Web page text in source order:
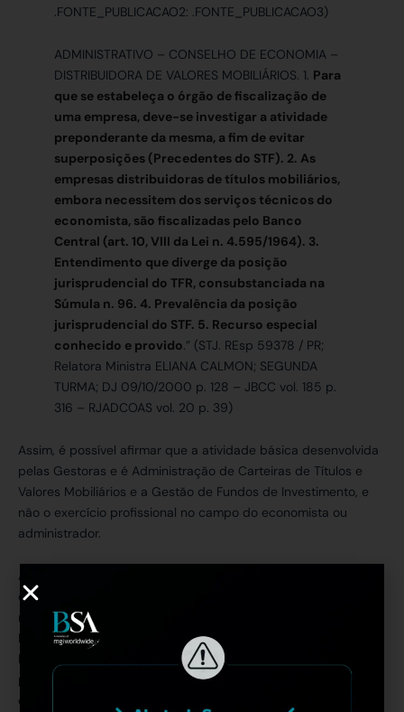
.FONTE_PUBLICACAO2: .FONTE_PUBLICACAO3)
ADMINISTRATIVO – CONSELHO DE ECONOMIA –
DISTRIBUIDORA DE VALORES MOBILIÁRIOS. 1. Para
que se estabeleça o órgão de fiscalização de
uma empresa, deve-se investigar a atividade
preponderante da mesma, a fim de evitar
superposições (Precedentes do STF). 2. As
empresas distribuidoras de títulos mobiliários,
embora necessitem dos serviços técnicos do
economista, são fiscalizadas pelo Banco
Central (art. 10, VIII da Lei n. 4.595/1964). 3.
Entendimento que diverge da posição
jurisprudencial do TFR, consubstanciada na
Súmula n. 96. 4. Prevalência da posição
jurisprudencial do STF. 5. Recurso especial
conhecido e provido.” (STJ. REsp 59378 / PR;
Relatora Ministra ELIANA CALMON; SEGUNDA
TURMA; DJ 09/10/2000 p. 128 – JBCC vol. 185 p.
316 – RJADCOAS vol. 20 p. 39)
Assim, é possível afirmar que a atividade básica desenvolvida
pelas Gestoras e é Administração de Carteiras de Títulos e
Valores Mobiliários e a Gestão de Fundos de Investimento, e
não o exercício profissional no campo do economista ou
administrador.
Ainda, as Gestoras de Títulos de Valores Mobiliários ou Fundos
de Investimentos, desde o início das suas atividades, são
reguladas e fiscalizadas pela CVM – Comissão de Valores
Mobiliários – autarquia federal que normatiza e regula o
Mercado de Capitais, conforme estabelecido por legislação
própria. De forma que a obrigatoriedade de registro em
órgãos de fiscalização para além da CVM resulta em